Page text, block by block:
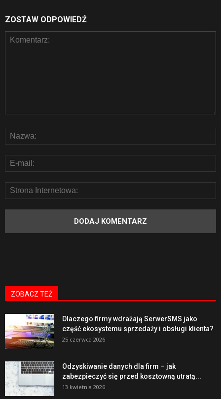
ZOSTAW ODPOWIEDŹ
ZOBACZ TEŻ
Dlaczego firmy wdrażają SerwerSMS jako
część ekosystemu sprzedaży i obsługi klienta?
25 czerwca 2026
Odzyskiwanie danych dla firm – jak
zabezpieczyć się przed kosztowną utratą...
13 kwietnia 2026